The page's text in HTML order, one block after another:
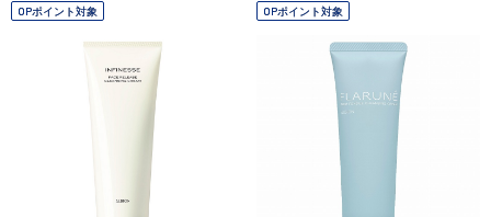
OPポイント対象 OPポイント対象